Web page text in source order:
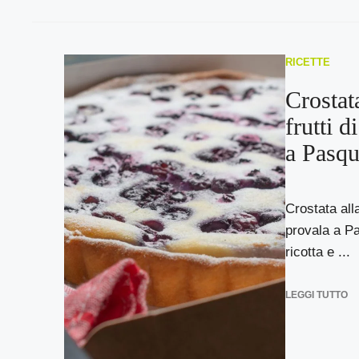
RICETTE
frutti di
a
Crostata
provala a
ricotta e ...
LEGGI TUTTO